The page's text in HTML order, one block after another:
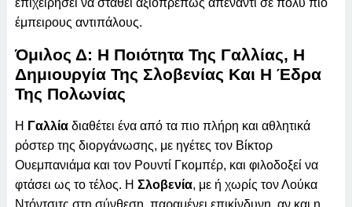
έμπειρους αντιπάλους.
Όμιλος Δ: Η Ποιότητα Της Γαλλίας, Η
Δημιουργία Της Σλοβενίας Και Η Έδρα
Της Πολωνίας
Η Γαλλία διαθέτει ένα από τα πιο πλήρη και αθλητικά
ρόστερ της διοργάνωσης, με ηγέτες τον Βίκτορ
Ουεμπανιάμα και τον Ρουντί Γκομπέρ, και φιλοδοξεί να
φτάσει ως το τέλος. Η Σλοβενία, με ή χωρίς τον Λούκα
Ντόντσιτς στη σύνθεση, παραμένει επικίνδυνη, αν και η